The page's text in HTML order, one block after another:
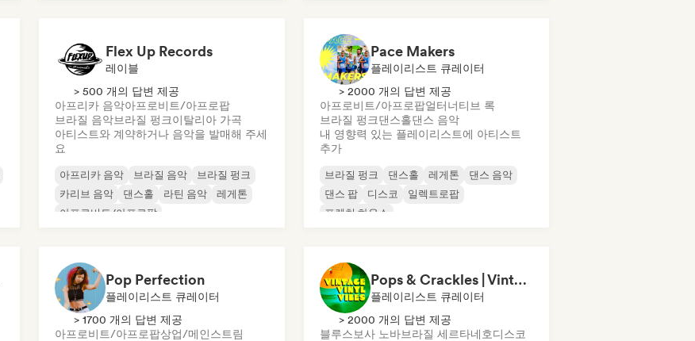
Flex Up Records
레이블
> 500 개의 답변 제공
아프리카 음악아프로비트/아프로팝
브라질 음악브라질 펑크이탈리아 가곡
아티스트와 계약하거나 음악을 발매해 주세
요
아프리카 음악 브라질 음악
브라질 펑크
카리브 음악
댄스홀 라틴 음악
레게톤
아프로비트/아프로팝
Pace Makers
플레이리스트 큐레이터
> 2000 개의 답변 제공
아프로비트/아프로팝얼터너티브 록
브라질 펑크댄스홀댄스 음악
내 영향력 있는 플레이리스트에 아티스트
추가
브라질 펑크 댄스홀 레게톤
댄스 음악
댄스 팝
디스코
일렉트로팝
프렌치 하우스
Pop Perfection
플레이리스트 큐레이터
> 1700 개의 답변 제공
아프로비트/아프로팝상업/메인스트림
Pops & Crackles | Vintage Vinyl Vibes
플레이리스트 큐레이터
> 2000 개의 답변 제공
블루스보사 노바브라질 세르타네호디스코